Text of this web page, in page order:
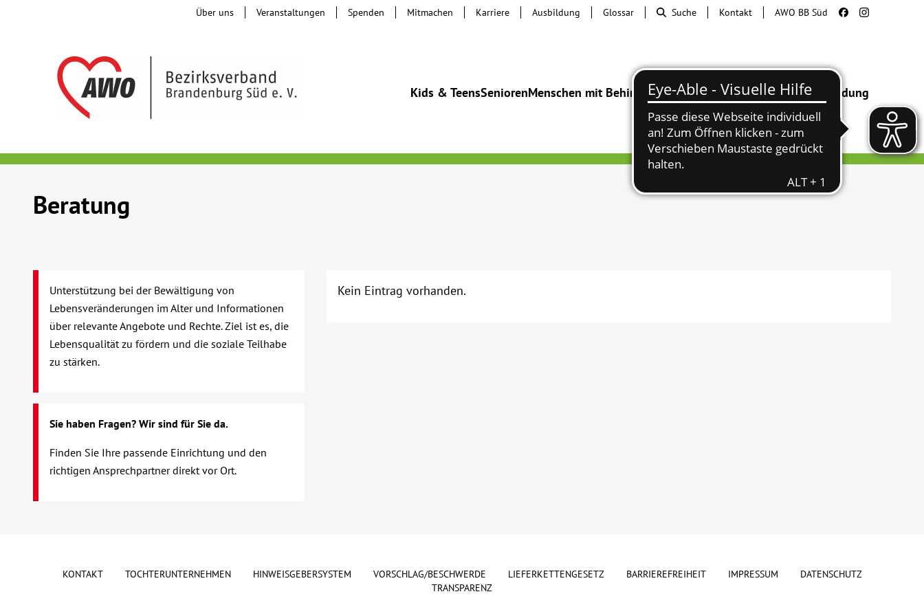
Kids & TeensSeniorenMenschen mit BehinderungBeratung & HilfeBegegnung Bildung
Über uns Veranstaltungen Spenden Mitmachen Karriere Ausbildung Glossar Suche Kontakt AWO BB Süd
Beratung
Kein Eintrag vorhanden.
Unterstützung bei der Bewältigung von
Lebensveränderungen im Alter und Informationen
über relevante Angebote und Rechte. Ziel ist es, die
Lebensqualität zu fördern und die soziale Teilhabe
zu stärken.
Sie haben Fragen? Wir sind für Sie da.
Finden Sie Ihre passende Einrichtung und den
richtigen Ansprechpartner direkt vor Ort.
KONTAKT TOCHTERUNTERNEHMEN HINWEISGEBERSYSTEM VORSCHLAG/BESCHWERDE LIEFERKETTENGESETZ BARRIEREFREIHEIT IMPRESSUM
DATENSCHUTZ
TRANSPARENZ